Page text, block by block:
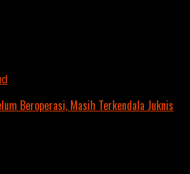
Beroperasi, Masih Terkendala Juknis